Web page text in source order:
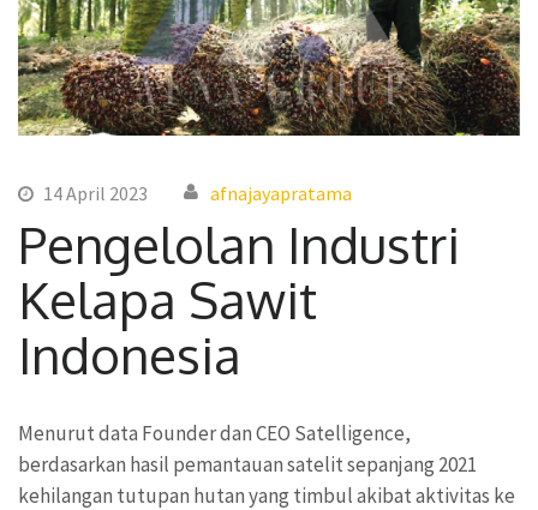
14 April 2023 afnajayapratama
Pengelolan Industri
Kelapa Sawit
Indonesia
Menurut data Founder dan CEO Satelligence,
berdasarkan hasil pemantauan satelit sepanjang 2021
kehilangan tutupan hutan yang timbul akibat aktivitas ke